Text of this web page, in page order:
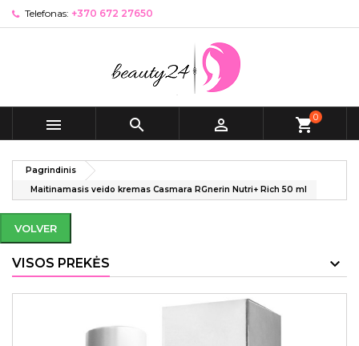
Telefonas: +370 672 27650
   shopping_cart0
Pagrindinis
Maitinamasis veido kremas Casmara RGnerin Nutri+ Rich 50 ml
VOLVER
VISOS PREKĖS